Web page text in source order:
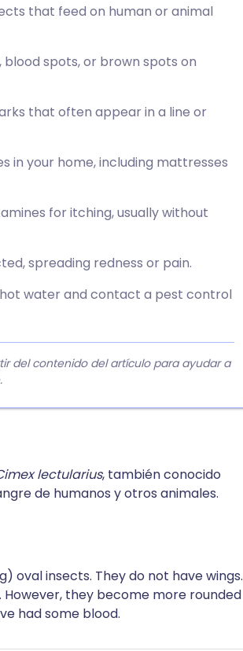
that feed on human or animal
spots, or brown spots on
that often appear in a line or
in your home, including mattresses
for itching, usually without
spreading redness or pain.
water and contact a pest control
del contenido del artículo para ayudar a
lectularius, también conocido
de humanos y otros animales.
oval insects. They do not have wings.
they become more rounded
had some blood.